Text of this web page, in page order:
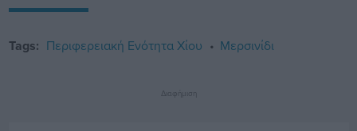
Tags: Περιφερειακή Ενότητα Χίου Μερσινίδι
Διαφήμιση